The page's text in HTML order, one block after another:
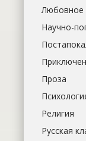
Любовное
Научно-
Проза
Религия
Русская